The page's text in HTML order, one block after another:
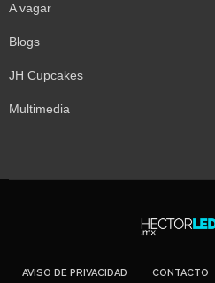
A vagar
Blogs
JH Cupcakes
Multimedia
AVISO DE PRIVACIDAD CONTACTO